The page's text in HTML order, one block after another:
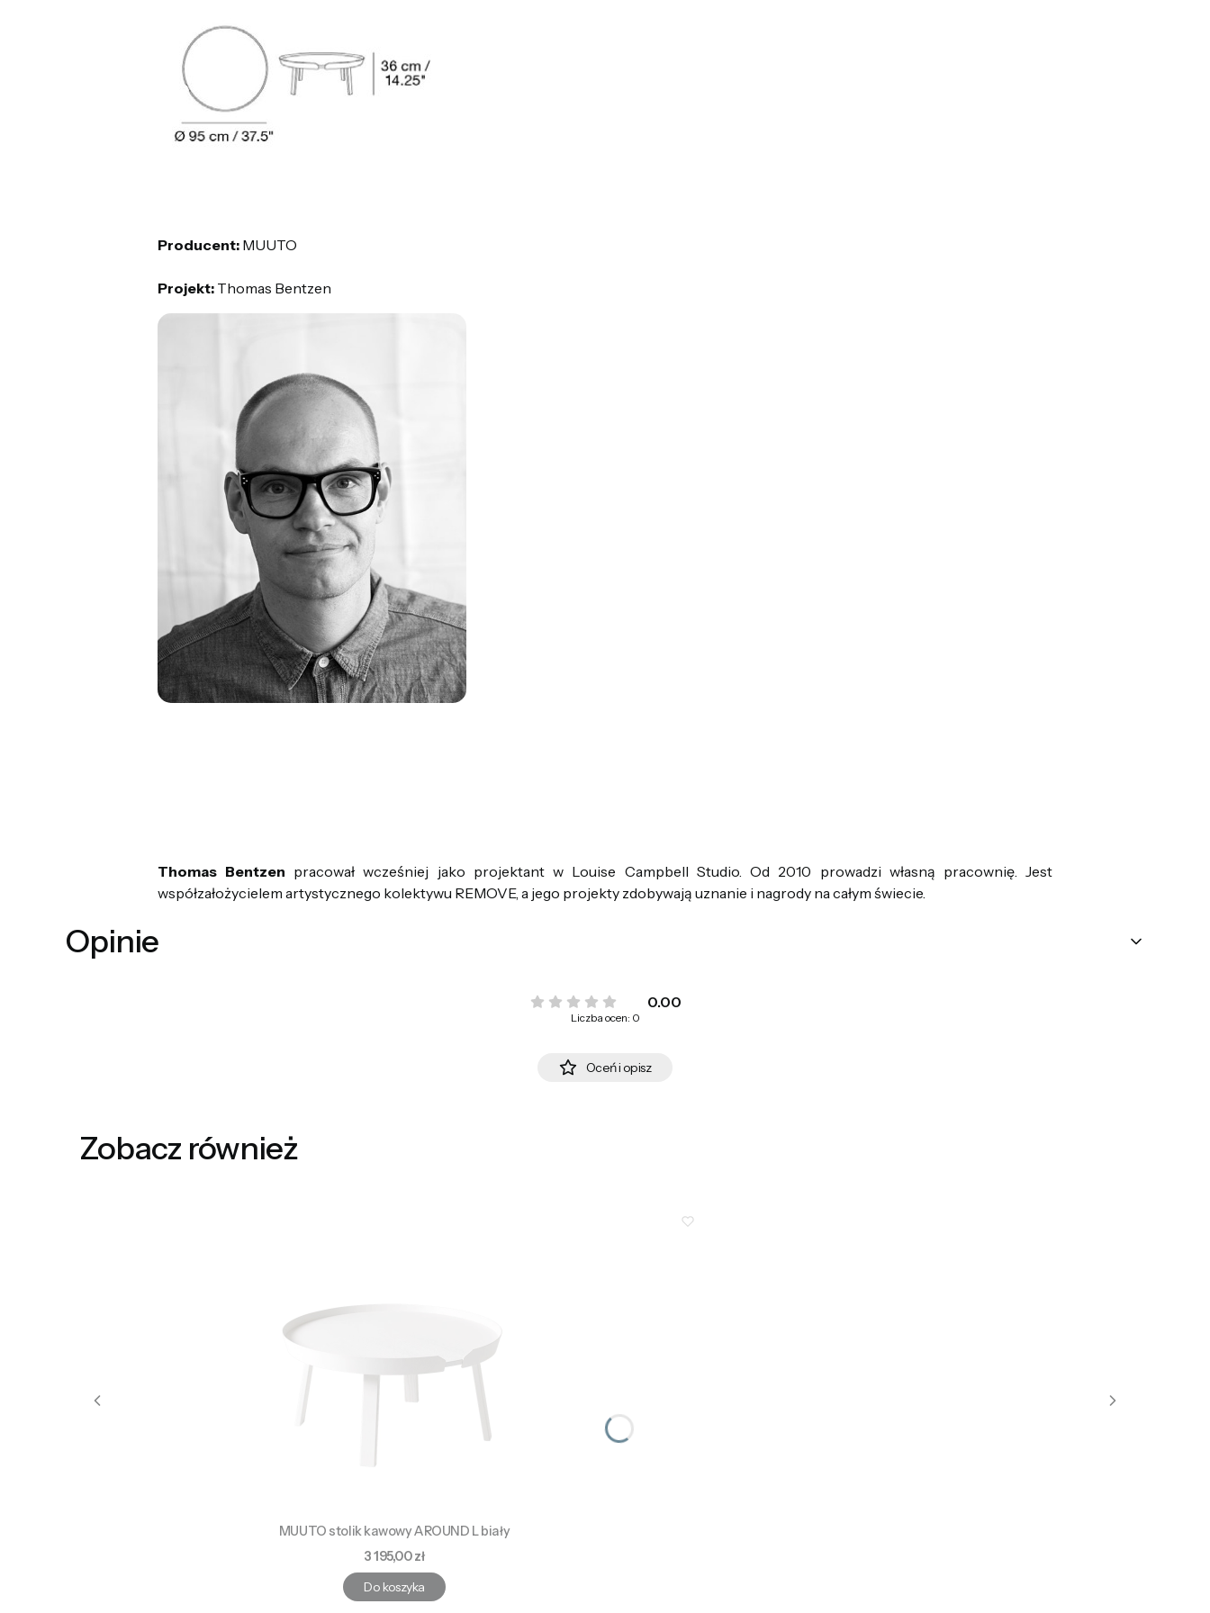
Producent: MUUTO
Projekt: Thomas Bentzen
Thomas Bentzen pracował wcześniej jako projektant w Louise Campbell Studio. Od 2010 prowadzi własną pracownię. Jest
współzałożycielem artystycznego kolektywu REMOVE, a jego projekty zdobywają uznanie i nagrody na całym świecie.
Opinie
0.00
Liczba ocen: 0
Oceń i opisz
Zobacz również
MUUTO stolik kawowy AROUND L biały
Cena
3 195,00 zł
Do koszyka